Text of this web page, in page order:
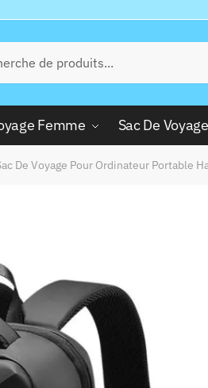
Femme Sac De
De Voyage Pour Ordinateur Portable